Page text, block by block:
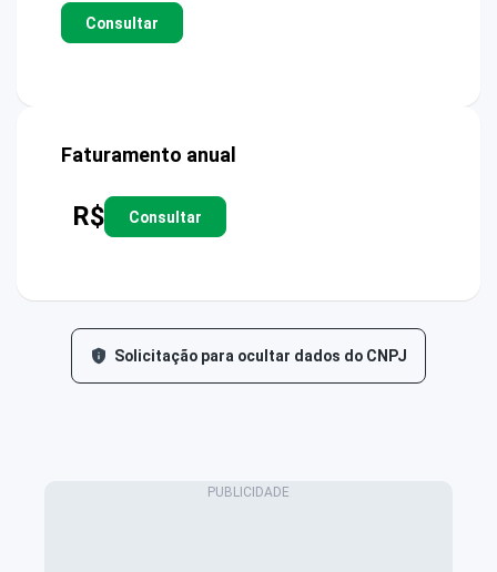
Consultar
Faturamento anual
R$ Consultar
Solicitação para ocultar dados do CNPJ